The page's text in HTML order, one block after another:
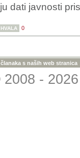
dati javnosti
HVALA 0
s naših web stranica
-